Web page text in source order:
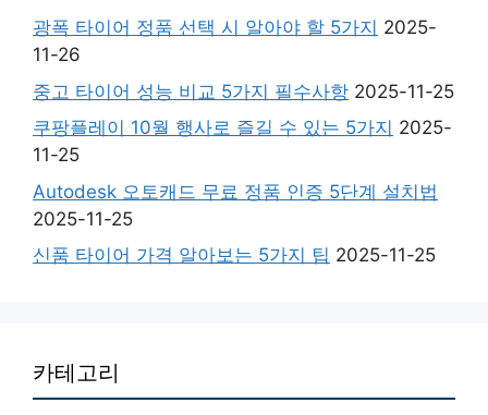
광폭 타이어 정품 선택 시 알아야 할 5가지 2025-
11-26
중고 타이어 성능 비교 5가지 필수사항 2025-11-25
쿠팡플레이 10월 행사로 즐길 수 있는 5가지 2025-
11-25
Autodesk 오토캐드 무료 정품 인증 5단계 설치법
2025-11-25
신품 타이어 가격 알아보는 5가지 팁 2025-11-25
카테고리